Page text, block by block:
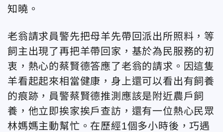
知曉。
老翁請求員警先把母羊先帶回派出所照料，等
飼主出現了再把羊帶回家，基於為民服務的初
衷，熱心的蔡賢德答應了老翁的請求。因這隻
羊看起起來相當健康，身上還可以看出有飼養
的痕跡，員警蔡賢德推測應該是附近農戶飼
養，他立即挨家挨戶查訪，還有一位熱心民眾
林媽媽主動幫忙。在歷經1個多小時後，巧遇